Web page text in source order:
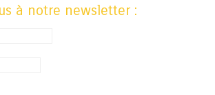
à notre newsletter :